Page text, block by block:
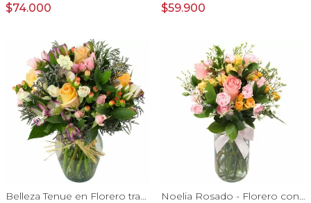
$74.000 $59.900
Belleza Tenue en Florero transparente con rosas damasco, mini claveles, astromelias y limonium Noelia Rosado - Florero con rosas, mini rosas, mini claveles y limonium